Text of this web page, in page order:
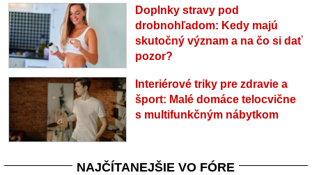
Doplnky stravy pod
drobnohľadom: Kedy majú
skutočný význam a na čo si dať
pozor?
Interiérové triky pre zdravie a
šport: Malé domáce telocvične
s multifunkčným nábytkom
NAJČÍTANEJŠIE VO FÓRE